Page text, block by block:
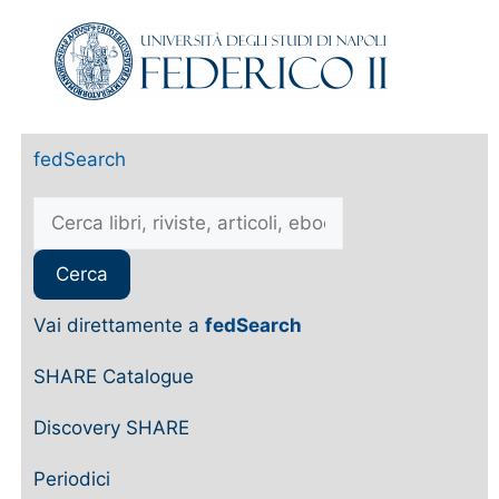
fedSearch
Vai direttamente a fedSearch
SHARE Catalogue
Discovery SHARE
Periodici